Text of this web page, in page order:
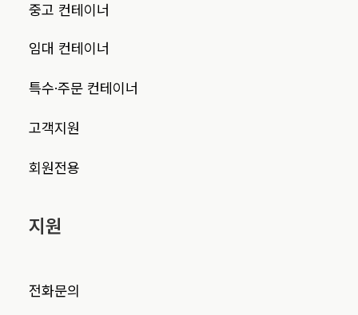
중고 컨테이너
임대 컨테이너
특수·주문 컨테이너
고객지원
회원전용
지원
전화문의